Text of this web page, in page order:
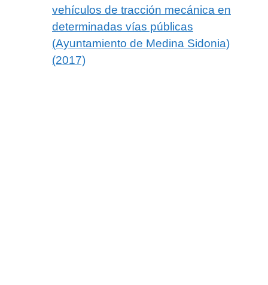
vehículos de tracción mecánica en
determinadas vías públicas
(Ayuntamiento de Medina Sidonia)
(2017)